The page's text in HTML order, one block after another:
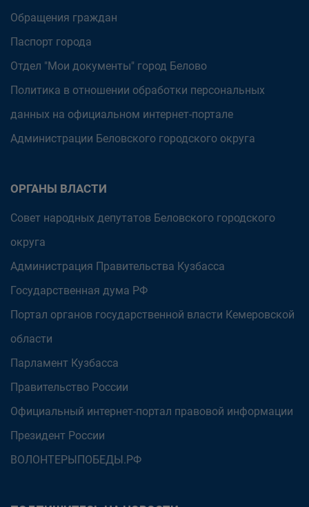
Обращения граждан
Паспорт города
Отдел "Мои документы" город Белово
Политика в отношении обработки персональных
данных на официальном интернет-портале
Администрации Беловского городского округа
ОРГАНЫ ВЛАСТИ
Совет народных депутатов Беловского городского
округа
Администрация Правительства Кузбасса
Государственная дума РФ
Портал органов государственной власти Кемеровской
области
Парламент Кузбасса
Правительство России
Официальный интернет-портал правовой информации
Президент России
ВОЛОНТЕРЫПОБЕДЫ.РФ